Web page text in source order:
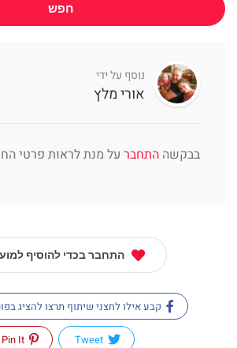
חפש
נוסף על ידי
אורי מלץ
בבקשה התחבר על מנת לראות פרטי
התחבר בכדי להוסיף
קבע אילו לחצני שיתוף תרצו להציג
Tweet
Pin It